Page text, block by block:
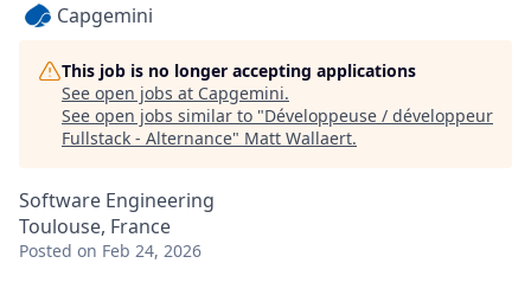
Capgemini
This job is no longer accepting applications
See open jobs at Capgemini.
See open jobs similar to "Développeuse / développeur
Fullstack - Alternance" Matt Wallaert.
Software Engineering
Toulouse, France
Posted on Feb 24, 2026